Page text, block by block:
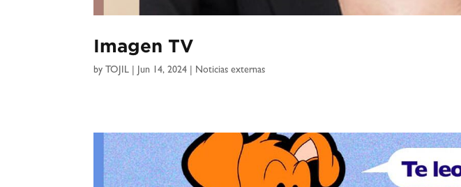
Imagen TV
byTOJIL Jun 14, 2024 Noticias externas